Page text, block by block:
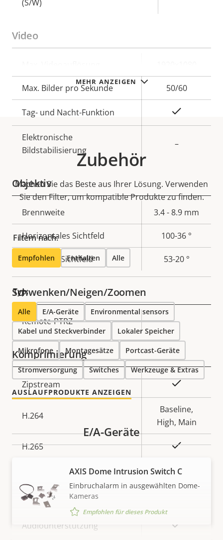
MEHR ANZEIGEN
(S/W)
Video
Max. Bilder pro Sekunde 50/60
Tag- und Nacht-Funktion
Elektronische
Bildstabilisierung
–
Objektiv
Eigentumsbeschreibung Eigentumswert
Brennweite 3.4 - 8.9 mm
Horizontales Sichtfeld 100-36 °
Vertikales Sichtfeld 53-20 °
Schwenken/Neigen/Zoomen
Eigentumsbeschreibung Eigentumswert
Remote-PTRZ –
Komprimierung
Eigentumsbeschreibung Eigentumswert
Zipstream
H.264
Baseline,
High, Main
H.265 Ja
–
Audio
Eigentumsbeschreibung Eigentumswert
Audiounterstützung
Zubehör
Machen Sie das Beste aus Ihrer Lösung. Verwenden
Sie den Filter, um kompatible Produkte zu finden.
Filtern nach:
Empfohlen Enthalten Alle
Typ:
Alle E/A-Geräte Environmental sensors
Kabel und Steckverbinder Lokaler Speicher
Mikrofone Montagesätze Portcast-Geräte
Stromversorgung Switches Werkzeuge & Extras
AUSLAUFPRODUKTE ANZEIGEN
E/A-Geräte
AXIS Dome Intrusion Switch C
Einbruchalarm in ausgewählten Dome-
Kameras
Empfohlen für dieses Produkt